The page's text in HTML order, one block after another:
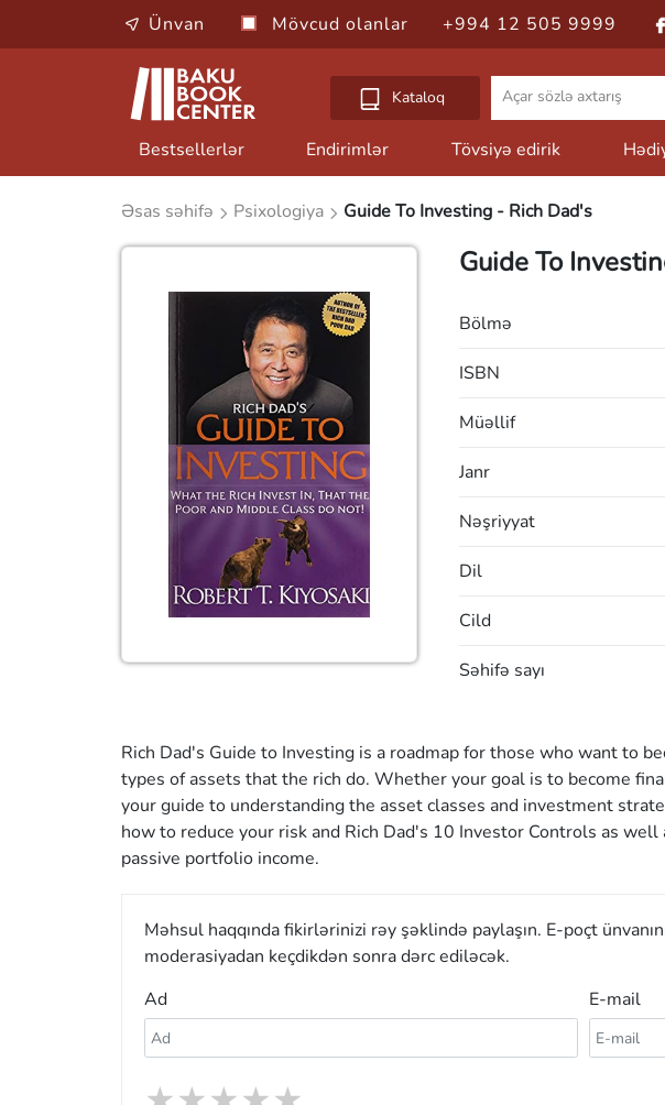
Ünvan Mövcud olanlar +994 12 505 9999
Kataloq
Bestsellerlər Endirimlər Tövsiyə edirik
Əsas səhifə Psixologiya Guide To Investing - Rich Dad's
Guide To
Bölmə
ISBN
Müəllif
Janr
Nəşriyyat
Dil
Cild
Səhifə sayı
Rich Dad's Guide to Investing is a roadmap for those who want to
types of assets that the rich do. Whether your goal is to become
your guide to understanding the asset classes and investment
how to reduce your risk and Rich Dad's 10 Investor Controls as
passive portfolio income.
Məhsul haqqında fikirlərinizi rəy şəklində paylaşın. E-poçt
moderasiyadan keçdikdən sonra dərc ediləcək.
Ad
E-mail